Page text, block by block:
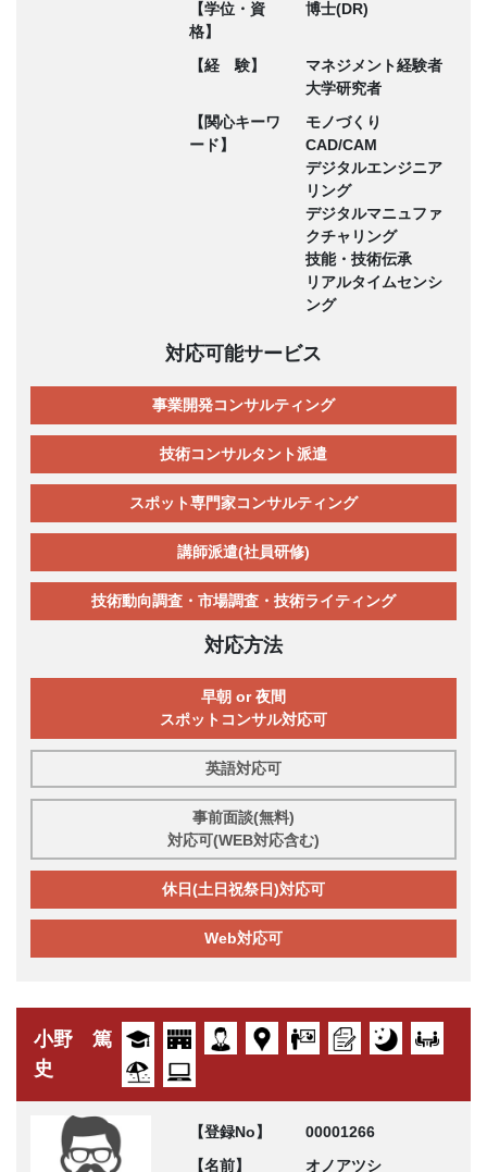
【学位・資
格】
博士(DR)
【経 験】
マネジメント経験者
大学研究者
【関心キーワ
ード】
モノづくり
CAD/CAM
デジタルエンジニア
リング
デジタルマニュファ
クチャリング
技能・技術伝承
リアルタイムセンシ
ング
対応可能サービス
事業開発コンサルティング
技術コンサルタント派遣
スポット専門家コンサルティング
講師派遣(社員研修)
技術動向調査・市場調査・技術ライティング
対応方法
早朝 or 夜間
スポットコンサル対応可
英語対応可
事前面談(無料)
対応可(WEB対応含む)
休日(土日祝祭日)対応可
Web対応可
小野 篤
史
【登録No】
00001266
【名前】
オノアツシ